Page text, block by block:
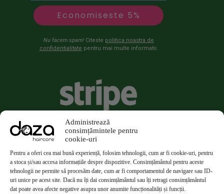
Economiseste 5%
Nu facem spam!Citeste politica noastra de
confidentialitate pentru mai multe informatii.
Administrează
consimțămintele pentru
cookie-uri
Pentru a oferi cea mai bună experiență, folosim tehnologii, cum ar fi cookie-uri, pentru
a stoca și/sau accesa informațiile despre dispozitive. Consimțământul pentru aceste
tehnologii ne permite să procesăm date, cum ar fi comportamentul de navigare sau ID-
uri unice pe acest site. Dacă nu îți dai consimțământul sau îți retragi consimțământul
dat poate avea afecte negative asupra unor anumite funcționalități și funcții.